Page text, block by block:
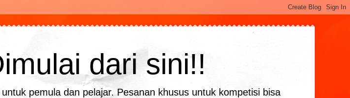
dari sini!!
pemula dan pelajar. Pesanan khusus untuk kompetisi bisa